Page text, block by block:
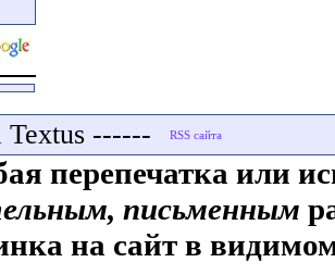
Textus ------
перепечатка или
письменным
на сайт в